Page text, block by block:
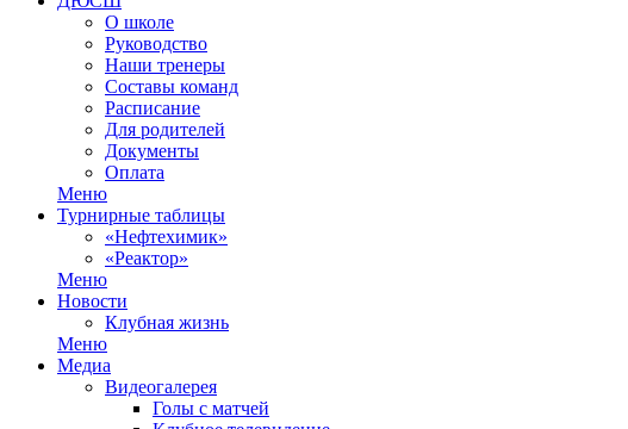
О школе
Руководство
Наши тренеры
Составы команд
Расписание
Для родителей
Документы
Оплата
Меню
Турнирные таблицы
«Нефтехимик»
«Реактор»
Меню
Новости
Клубная жизнь
Меню
Медиа
Видеогалерея
Голы с матчей